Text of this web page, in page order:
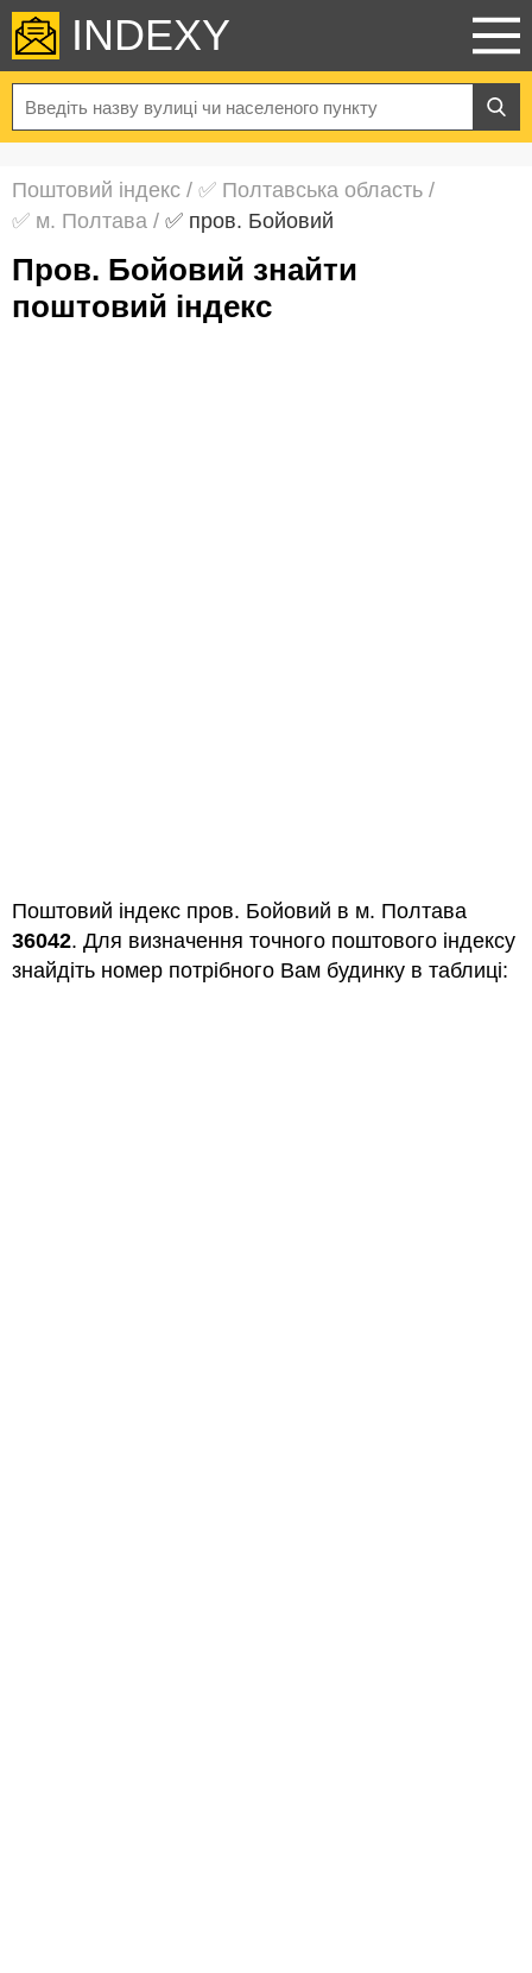
INDEXY
Поштовий індекс / ✅ Полтавська область /
✅ м. Полтава / ✅ пров. Бойовий
пров. Бойовий знайти
поштовий індекс
Поштовий індекс пров. Бойовий в м. Полтава
36042. Для визначення точного поштового індексу
знайдіть номер потрібного Вам будинку в таблиці: